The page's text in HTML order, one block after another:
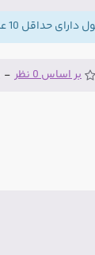
بر اساس 0 نظر -
10 عدد خرید می باشد